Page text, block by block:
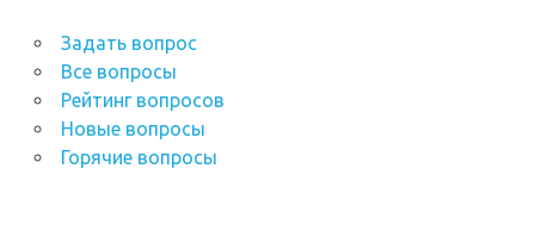
Задать вопрос
Все вопросы
Рейтинг вопросов
Новые вопросы
Горячие вопросы